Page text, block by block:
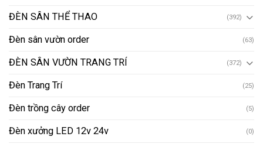
ĐÈN SÂN THỂ THAO (392)
Đèn sân vườn order (63)
ĐÈN SÂN VƯỜN TRANG TRÍ (372)
Đèn Trang Trí (25)
Đèn trồng cây order (5)
Đèn xưởng LED 12v 24v (0)